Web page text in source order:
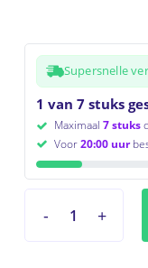
Supersnelle
1 van 7 stuks
Maximaal 7 stuks
Voor20:00 uur